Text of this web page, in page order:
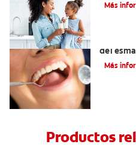
Más
del
Más
Productos